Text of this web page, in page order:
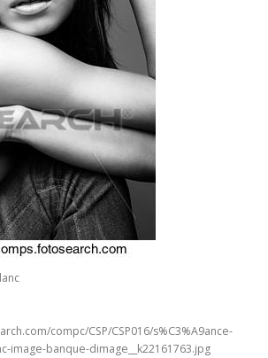
compc/CSP/CSP016/s%C3%A9ance-
image-banque-dimage__k22161763.jpg